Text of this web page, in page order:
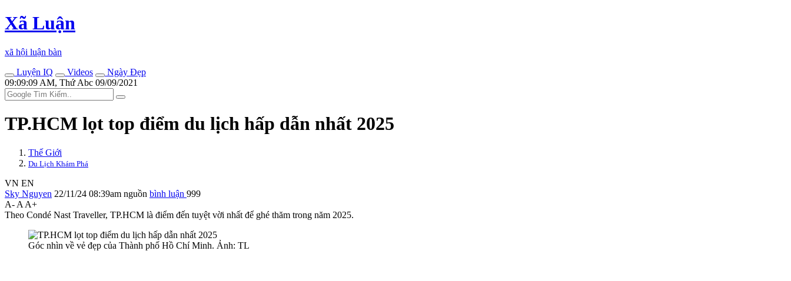
Xã Luận
xã hội luận bàn
Luyện IQ
Videos
Ngày Đẹp
09:09:09 AM, Thứ Abc 09/09/2021
TP.HCM lọt top điểm du lịch hấp dẫn nhất 2025
Thế Giới
Du Lịch Khám Phá
VN EN
Sky Nguyen 22/11/24 08:39am nguồn bình luận 999
A- A A+
Theo Condé Nast Traveller, TP.HCM là điểm đến tuyệt vời nhất để ghé thăm trong năm 2025.
Góc nhìn về vẻ đẹp của Thành phố Hồ Chí Minh. Ảnh: TL